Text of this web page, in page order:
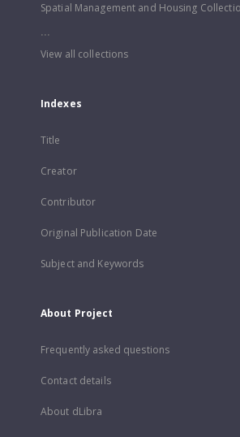
Spatial Management and Housing
...
View all collections
Indexes
Title
Creator
Contributor
Original Publication Date
Subject and Keywords
About Project
Frequently asked questions
Contact details
About dLibra